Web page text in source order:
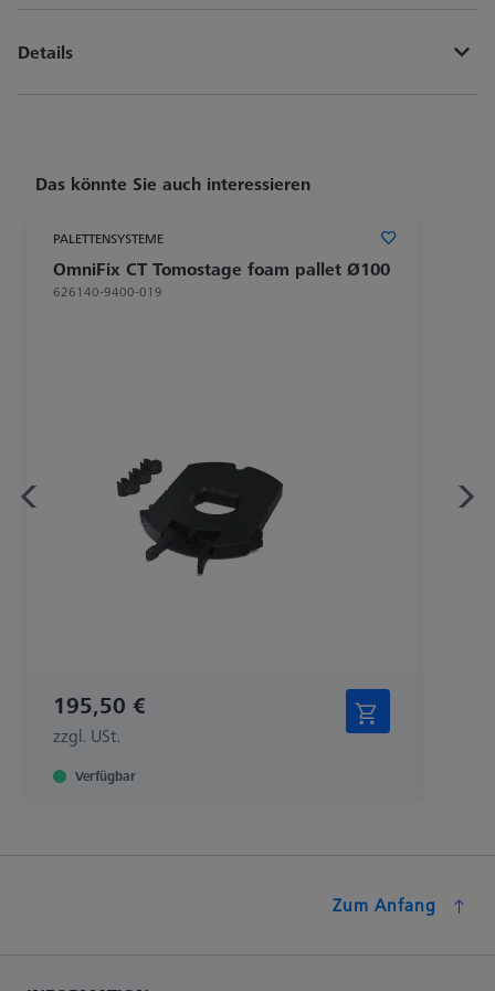
Details
Das könnte Sie auch interessieren
PALETTENSYSTEME
OmniFix CT Tomostage foam pallet Ø100
626140-9400-019
195,50 €
zzgl. USt.
Verfügbar
Zum Anfang